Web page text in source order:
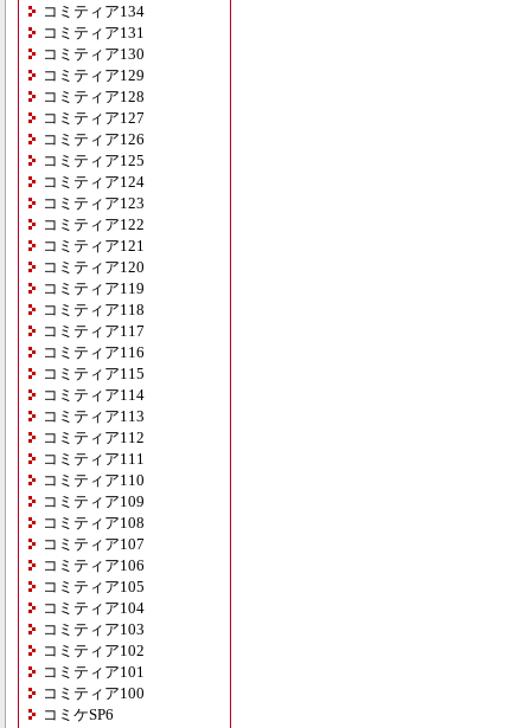
コミティア134
コミティア131
コミティア130
コミティア129
コミティア128
コミティア127
コミティア126
コミティア125
コミティア124
コミティア123
コミティア122
コミティア121
コミティア120
コミティア119
コミティア118
コミティア117
コミティア116
コミティア115
コミティア114
コミティア113
コミティア112
コミティア111
コミティア110
コミティア109
コミティア108
コミティア107
コミティア106
コミティア105
コミティア104
コミティア103
コミティア102
コミティア101
コミティア100
コミケSP6